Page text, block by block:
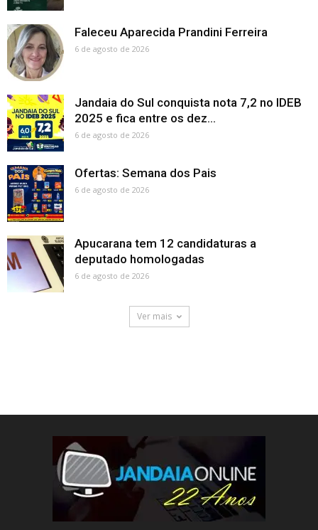
Faleceu Aparecida Prandini Ferreira
6 de agosto de 2026
Jandaia do Sul conquista nota 7,2 no IDEB
2025 e fica entre os dez...
6 de agosto de 2026
Ofertas: Semana dos Pais
6 de agosto de 2026
Apucarana tem 12 candidaturas a
deputado homologadas
6 de agosto de 2026
Ver mais